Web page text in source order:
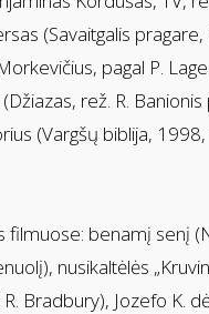
(Savaitgalis
pagal P.
rež. R.
(Vargšų biblija,
filmuose: benamį senį
nusikaltėlės
Bradbury), Jozefo K.